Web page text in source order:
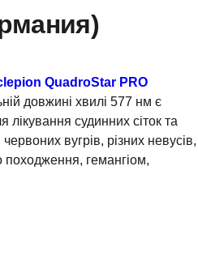
QuadroStar PRO
довжині хвилі 577 нм є
лікування судинних сіток та
вугрів, різних невусів,
гемангіом,